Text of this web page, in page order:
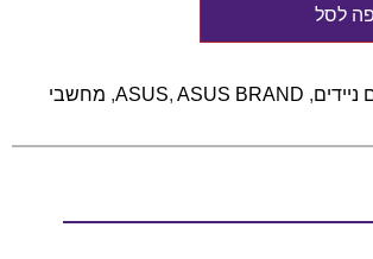
לסל
,
ASUS, ASUS BRAND
, מחשבי